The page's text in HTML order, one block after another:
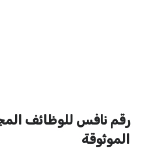
رقم نافس للوظائف
الموثوقة